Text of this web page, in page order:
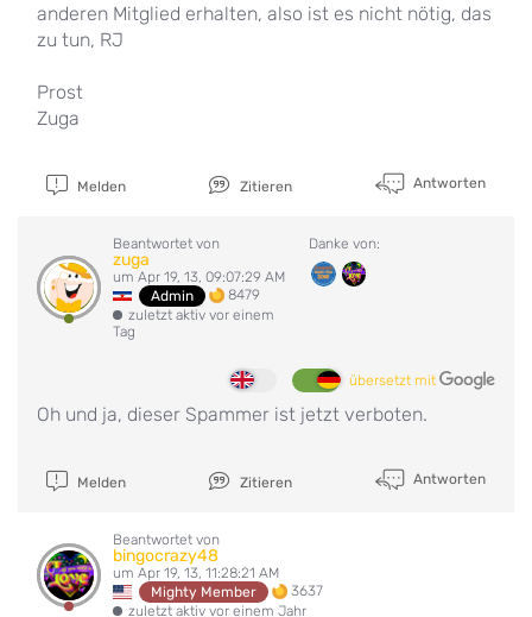
anderen Mitglied erhalten, also ist es nicht nötig, das
zu tun, RJ
Prost
Zuga
Melden Zitieren Antworten
Beantwortet von
zuga
um Apr 19, 13, 09:07:29 AM
Admin
8479
zuletzt aktiv vor einem
Tag
Danke von:
übersetzt mit
Oh und ja, dieser Spammer ist jetzt verboten.
Melden Zitieren Antworten
Beantwortet von
bingocrazy48
um Apr 19, 13, 11:28:21 AM
Mighty Member
3637
zuletzt aktiv vor einem Jahr